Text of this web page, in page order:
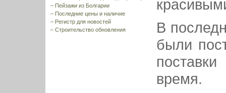
– Пейзажи из Болгарии
– Последние цены и наличие
– Регистр для новостей
– Строительство обновления
В
были
время.